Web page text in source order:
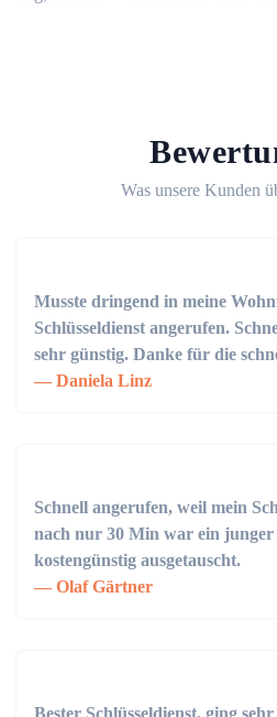
Was unsere Kunden
Musste dringend in meine
Schlüsseldienst angerufen.
sehr günstig. Danke für die
Daniela Linz
Schnell angerufen, weil mein
nach nur 30 Min war ein
kostengünstig ausgetauscht.
Olaf Gärtner
Bester Schlüsseldienst, ging